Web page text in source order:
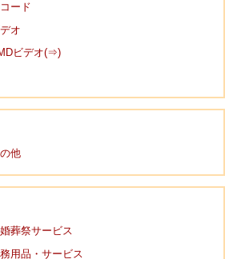
ード
オ
ビデオ(⇒)
他
葬祭サービス
用品・サービス